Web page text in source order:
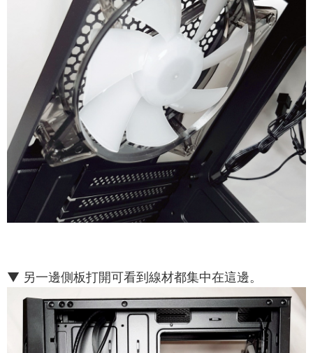
▼ 另一邊側板打開可看到線材都集中在這邊。